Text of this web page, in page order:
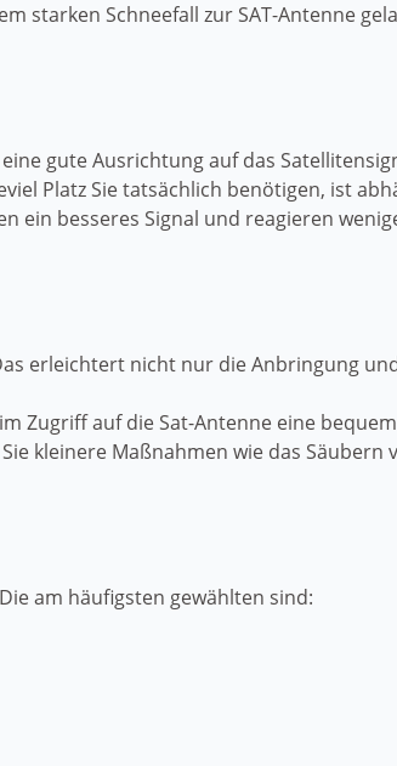
starken Schneefall zur SAT-Antenne
gute Ausrichtung auf das
Platz Sie tatsächlich benötigen, ist
ein besseres Signal und reagieren
erleichtert nicht nur die Anbringung
Zugriff auf die Sat-Antenne eine
kleinere Maßnahmen wie das Säubern
am häufigsten gewählten sind: